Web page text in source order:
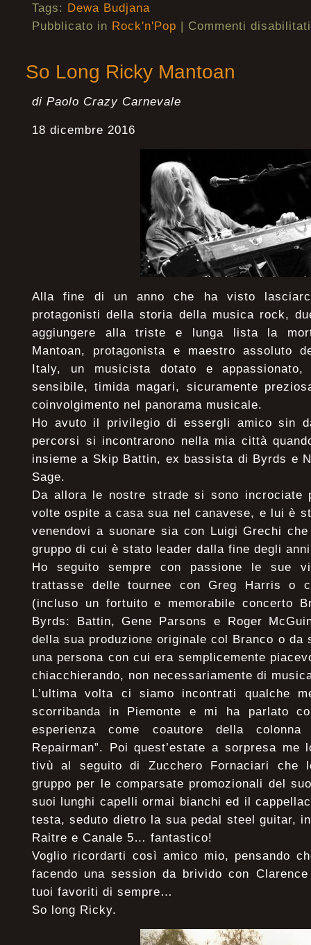
Tags: Dewa Budjana
Pubblicato in Rock'n'Pop | Commenti disabilitati
So Long Ricky Mantoan
di Paolo Crazy Carnevale
18 dicembre 2016
Alla fine di un anno che ha visto
protagonisti della storia della musica rock,
aggiungere alla triste e lunga lista la
Mantoan, protagonista e maestro assoluto
Italy, un musicista dotato e
sensibile, timida magari, sicuramente
coinvolgimento nel panorama musicale.
Ho avuto il privilegio di essergli amico sin
percorsi si incontrarono nella mia città
insieme a Skip Battin, ex bassista di Byrds e
Sage.
Da allora le nostre strade si sono incrociate
volte ospite a casa sua nel canavese, e lui è
venendovi a suonare sia con Luigi Grechi
gruppo di cui è stato leader dalla fine degli
Ho seguito sempre con passione le sue
trattasse delle tournee con Greg Harris o
(incluso un fortuito e memorabile concerto
Byrds: Battin, Gene Parsons e Roger
della sua produzione originale col Branco o da
una persona con cui era semplicemente
chiacchierando, non necessariamente di
L’ultima volta ci siamo incontrati qualche
scorribanda in Piemonte e mi ha parlato
esperienza come coautore della
Repairman”. Poi quest’estate a sorpresa
tivù al seguito di Zucchero Fornaciari che
gruppo per le comparsate promozionali del
suoi lunghi capelli ormai bianchi ed il
testa, seduto dietro la sua pedal steel guitar,
Raitre e Canale 5… fantastico!
Voglio ricordarti così amico mio, pensando
facendo una session da brivido con
tuoi favoriti di sempre…
So long Ricky.